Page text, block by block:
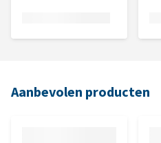
Aanbevolen producten